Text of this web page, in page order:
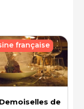
de
française